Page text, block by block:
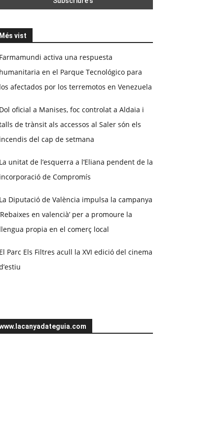
Més vist
Farmamundi activa una respuesta
humanitaria en el Parque Tecnológico para
los afectados por los terremotos en Venezuela
Dol oficial a Manises, foc controlat a Aldaia i
de trànsit als accessos al Saler són els
incendis del cap de setmana
La unitat de l’esquerra a l’Eliana pendent de la
incorporació de Compromís
La Diputació de València impulsa la campanya
en valencià’ per a promoure la
llengua propia en el comerç local
El Parc Els Filtres acull la XVI edició del cinema